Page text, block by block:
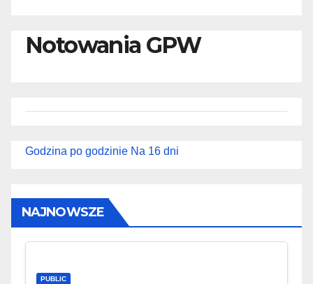
Notowania GPW
Godzina po godzinie Na 16 dni
NAJNOWSZE
PUBLIC